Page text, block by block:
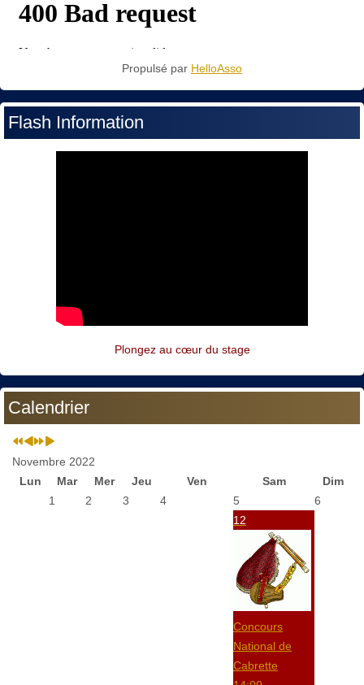
Propulsé par HelloAsso
Flash Information
Plongez au cœur du stage
Calendrier
Novembre 2022
Lun
Mar Mer Jeu Ven Sam
Dim
1
2 3 4 5 6
12
Concours
National de
Cabrette